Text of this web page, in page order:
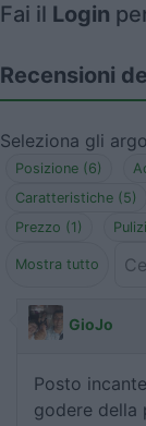
Fai il Login
Recensioni
Seleziona gli
Posizione (6)
Caratteristiche (5)
Prezzo (1)
Mostra tutto
GioJo
Posto
godere della